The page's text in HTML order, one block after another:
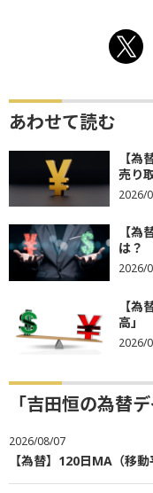
あわせて読む
【
売り
2026/
【
は？
2026/
【
高」
2026/
「吉田恒の為替
2026/08/07
【為替】120日MA（移